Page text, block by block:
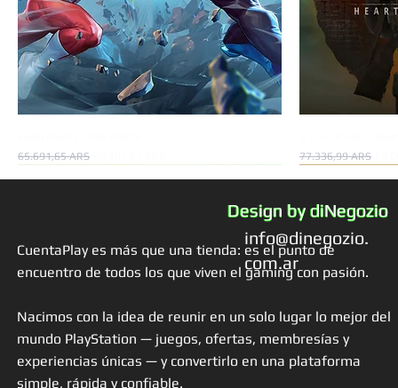
Precio
65.691,65 ARS
Precio
77.336,99 ARS
Oferta!
Oferta! Oferta!
Oferta! Oferta!
CuentaPlay es más que una tienda: es el punto de
encuentro de todos los que viven el gaming con pasión.
Nacimos con la idea de reunir en un solo lugar lo mejor del
mundo PlayStation — juegos, ofertas, membresías y
experiencias únicas — y convertirlo en una plataforma
simple, rápida y confiable.
Design by diNegozio
info@dinegozio.
com.ar